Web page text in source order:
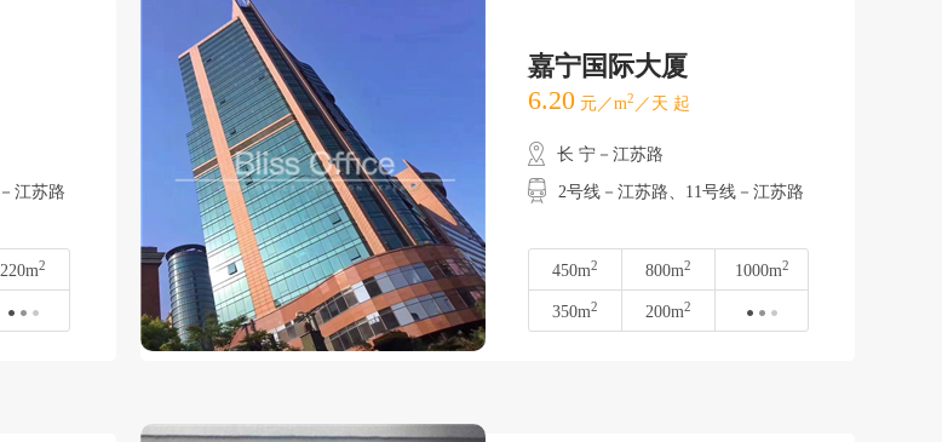
－江苏路
220m2
嘉宁国际大厦
6.20 元／m2 ／天 起
长 宁－江苏路
2号线－江苏路、11号线－江苏路
450m2 800m2 1000m2
350m2 200m2